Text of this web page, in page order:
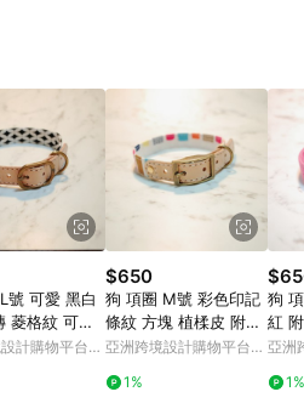
在此限。 6. APP 請更新至
LINE 購物站上之商品規格、
品資訊頁及購物車不符，以
示為準。 10. 點數紅包使用規
11. 若於 LINE 購物前往 Pinkoi
完成訂單，不符合導購資格；承
透過 LINE 購物前往 Pinkoi 頁
號 可愛 黑白
菱格紋 可加
鈴鐺
計購物平台
$650
狗 項圈 M號 彩色印記
條紋 方塊 植楺皮 附鈴
鐺 可加購吊牌
亞洲跨境設計購物平台
1%
狗
紅
可上
亞洲
1%